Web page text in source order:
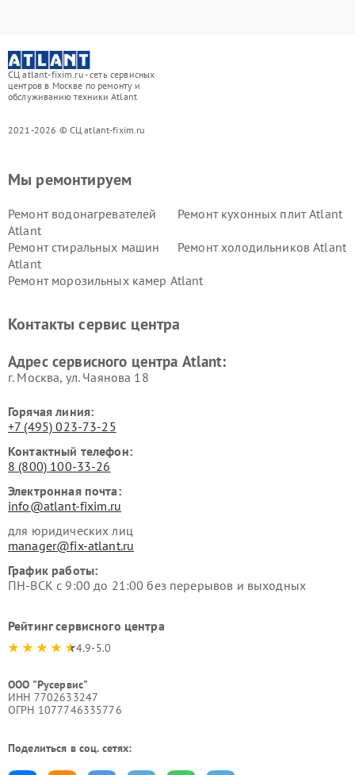
СЦ atlant-fixim.ru - сеть сервисных
центров в Москве по ремонту и
обслуживанию техники Atlant
2021-2026 © СЦ atlant-fixim.ru
Мы ремонтируем
Ремонт водонагревателей
Atlant
Ремонт кухонных плит Atlant
Ремонт стиральных машин
Atlant
Ремонт холодильников Atlant
Ремонт морозильных камер Atlant
Контакты сервис центра
Адрес сервисного центра Atlant:
г. Москва, ул. Чаянова 18
Горячая линия:
+7 (495) 023-73-25
Контактный телефон:
8 (800) 100-33-26
Электронная почта:
info@atlant-fixim.ru
для юридических лиц
manager@fix-atlant.ru
График работы:
ПН-ВСК с 9:00 до 21:00 без перерывов и выходных
Рейтинг сервисного центра
4.9-5.0
ООО "Русервис"
ИНН 7702633247
ОГРН 1077746335776
Поделиться в соц. сетях: